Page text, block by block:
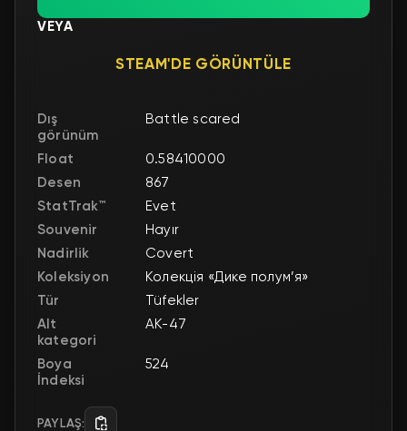
VEYA
STEAM'DE GÖRÜNTÜLE
Dış
görünüm
Battle scared
Float
0.58410000
Desen
867
StatTrak™
Evet
Souvenir
Hayır
Nadirlik
Covert
Koleksiyon
Колекція «Дике полум’я»
Tür
Tüfekler
Alt
kategori
AK-47
Boya
İndeksi
524
PAYLAŞ: